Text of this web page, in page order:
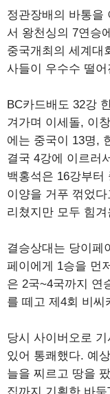
정관장배의 바통을
서 왕천싱의 7연승
중국개최의 세계대
사들이 우수수 떨
BC카드배도 32강
겨가며 이세돌, 이
에는 중국이 13명,
결국 4강에 이르러
백홍석은 16강부터
이양을 거푸 꺾었
리쳤지만 모두 힘
결승상대는 당이페
페이에게 1승을 먼
은 2국~4국까지 연
를 떼고 제4회 비씨
당시 사이버오로 기
있어 통쾌했다. 예
늘을 찌르고 땅을